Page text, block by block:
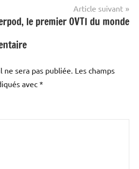
Article suivant
le premier OVTI du monde
sera pas publiée. Les champs
avec *